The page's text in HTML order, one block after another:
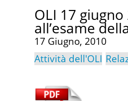
OLI 17
all’esame
17 Giugno, 2010
Attività dell'OLI